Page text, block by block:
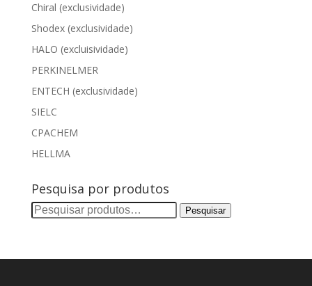
Chiral (exclusividade)
Shodex (exclusividade)
HALO (excluisividade)
PERKINELMER
ENTECH (exclusividade)
SIELC
CPACHEM
HELLMA
Pesquisa por produtos
Pesquisar
Pesquisar